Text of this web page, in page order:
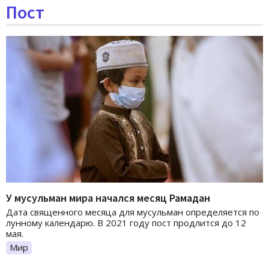
Пост
У мусульман мира начался месяц Рамадан
Дата священного месяца для мусульман определяется по
лунному календарю. В 2021 году пост продлится до 12
мая.
Мир